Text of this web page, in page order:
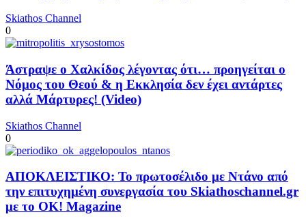
Skiathos Channel
0
Άστραψε ο Χαλκίδος λέγοντας ότι… προηγείται ο
Νόμος του Θεού & η Εκκλησία δεν έχει αντάρτες
αλλά Μάρτυρες! (Video)
Skiathos Channel
0
ΑΠΟΚΛΕΙΣΤΙΚΟ: Το πρωτοσέλιδο με Ντάνο από
την επιτυχημένη συνεργασία του Skiathoschannel.gr
με το OK! Magazine